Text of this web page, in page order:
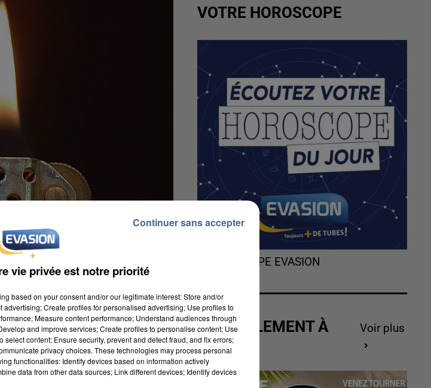
VOTRE HOROSCOPE
L'HOROSCOPE EVASION
ACTUELLEMENT À
GAGNER
Voir plus
vie privée est notre priorité
based on your consent and/or our legitimate interest: Store and/or
Create profiles for personalised advertising; Use profiles to
Measure content performance; Understand audiences through
and improve services; Create profiles to personalise content; Use
content; Ensure security, prevent and detect fraud, and fix errors;
privacy choices. These technologies may process personal
functionalities: Identify devices based on information actively
data from other data sources; Link different devices; Identify devices
Continuer sans accepter